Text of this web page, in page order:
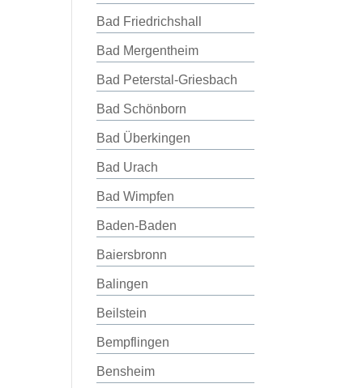
Bad Friedrichshall
Bad Mergentheim
Bad Peterstal-Griesbach
Bad Schönborn
Bad Überkingen
Bad Urach
Bad Wimpfen
Baden-Baden
Baiersbronn
Balingen
Beilstein
Bempflingen
Bensheim